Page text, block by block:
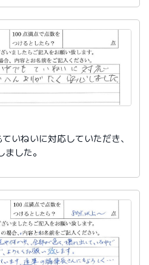
て下さり頭が下がります。
駐車場の場所をメモしておら
た。（社員さんはよろしくお
す。
いねいに対応していただき、
した。